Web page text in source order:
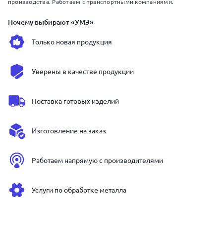
производства. Работаем с транспортными компаниями.
Почему выбирают «УМЭ»
Только новая продукция
Уверены в качестве продукции
Поставка готовых изделий
Изготовление на заказ
Работаем напрямую с производителями
Услуги по обработке металла